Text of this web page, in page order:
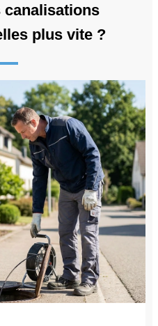
canalisations
plus vite ?